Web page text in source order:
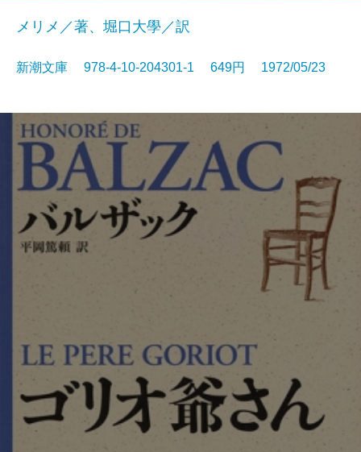
メリメ／著、堀口大學／訳
新潮文庫 978-4-10-204301-1 649円 1972/05/23